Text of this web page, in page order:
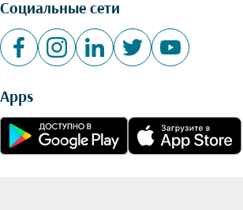
Социальные сети
Apps